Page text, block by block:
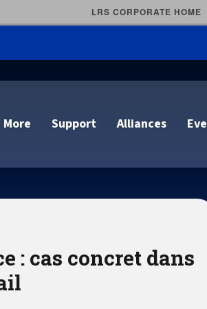
LRS CORPORATE HOME
Cloud Printing
Cloud Printing
Cloud Printing
Support Alliances
Cloud Printing
: cas concret dans